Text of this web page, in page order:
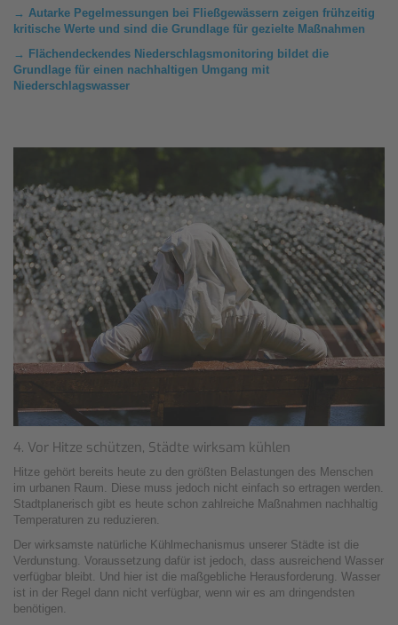
→ Autarke Pegelmessungen bei Fließgewässern zeigen frühzeitig
kritische Werte und sind die Grundlage für gezielte Maßnahmen
→ Flächendeckendes Niederschlagsmonitoring bildet die
Grundlage für einen nachhaltigen Umgang mit
Niederschlagswasser
4. Vor Hitze schützen, Städte wirksam kühlen
Hitze gehört bereits heute zu den größten Belastungen des Menschen
im urbanen Raum. Diese muss jedoch nicht einfach so ertragen werden.
Stadtplanerisch gibt es heute schon zahlreiche Maßnahmen nachhaltig
Temperaturen zu reduzieren.
Der wirksamste natürliche Kühlmechanismus unserer Städte ist die
Verdunstung. Voraussetzung dafür ist jedoch, dass ausreichend Wasser
verfügbar bleibt. Und hier ist die maßgebliche Herausforderung. Wasser
ist in der Regel dann nicht verfügbar, wenn wir es am dringendsten
benötigen.